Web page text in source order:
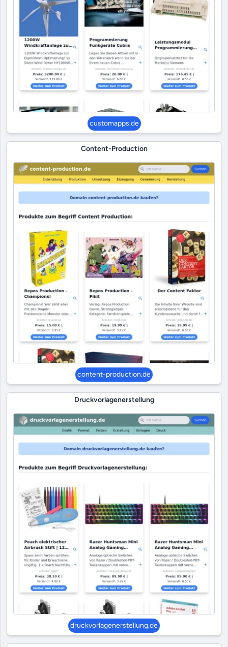
customapps.de
Content-Production
content-production.de
Druckvorlagenerstellung
druckvorlagenerstellung.de